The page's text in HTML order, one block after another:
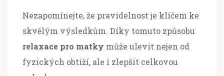
Nezapomínejte, že pravidelnost je klíčem ke
skvělým výsledkům. Díky tomuto způsobu
relaxace pro matky může ulevit nejen od
fyzických obtíží, ale i zlepšit celkovou